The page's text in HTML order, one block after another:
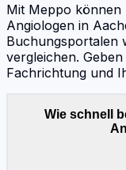
Mit Meppo können
Angiologen in
Buchungsportalen
vergleichen.
Fachrichtung und
Wie schnell